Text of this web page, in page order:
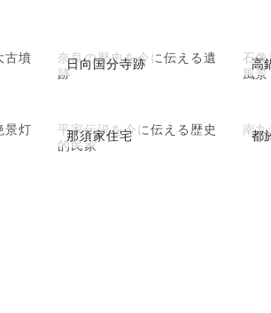
古墳
日向国分寺跡
奈良の歴史を今に伝える遺
跡
高
石
風景
景灯
那須家住宅
平家伝説を今に伝える歴史
的民家
都
南